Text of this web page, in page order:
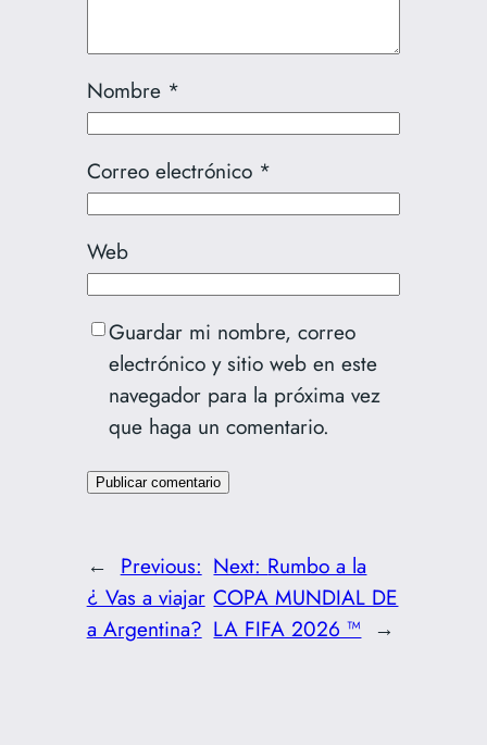
Nombre *
Correo electrónico *
Web
Guardar mi nombre, correo
electrónico y sitio web en este
navegador para la próxima vez
que haga un comentario.
← Previous:
¿ Vas a viajar
a Argentina?
Next: Rumbo a la
COPA MUNDIAL DE
LA FIFA 2026 ™ →